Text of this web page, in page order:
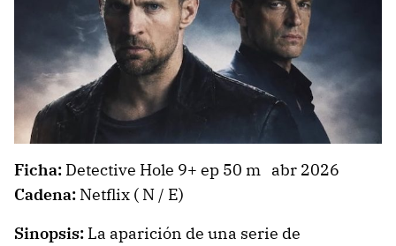
Ficha: Detective Hole 9+ ep 50 m abr 2026
Cadena: Netflix ( N / E)
Sinopsis: La aparición de una serie de